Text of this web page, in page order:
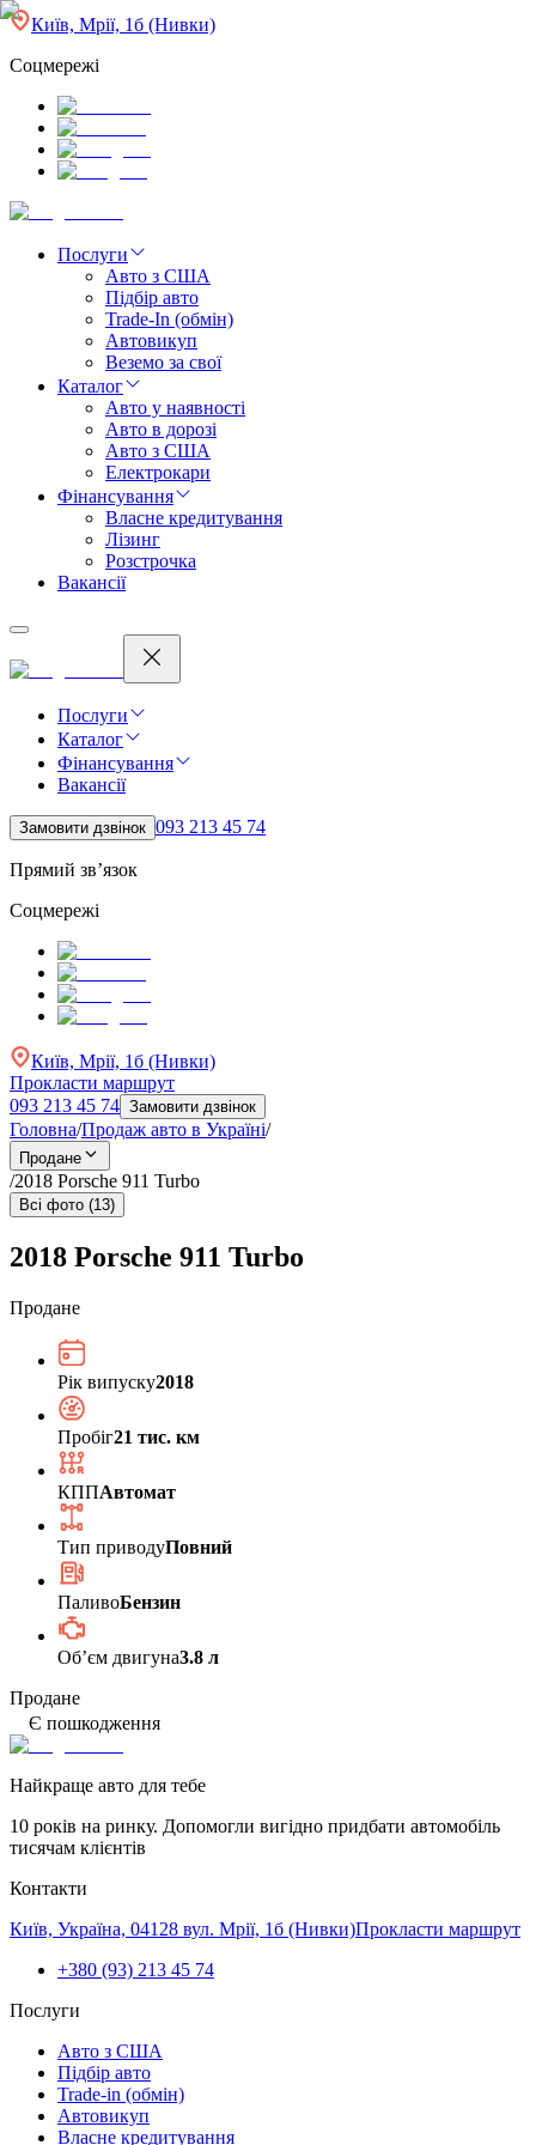
Київ, Мрії, 1б (Нивки)
Соцмережі
Послуги
Авто з США
Підбір авто
Trade-In (обмін)
Автовикуп
Веземо за свої
Каталог
Авто у наявності
Авто в дорозі
Авто з США
Електрокари
Фінансування
Власне кредитування
Лізинг
Розстрочка
Вакансії
Послуги
Каталог
Фінансування
Вакансії
Замовити дзвінок 093 213 45 74
Прямий зв’язок
Соцмережі
Київ, Мрії, 1б (Нивки)
Прокласти маршрут
093 213 45 74 Замовити дзвінок
Головна/Продаж авто в Україні/
Продане
/2018 Porsche 911 Turbo
Всі фото (13)
2018 Porsche 911 Turbo
Продане
Рік випуску2018
Пробіг21 тис. км
КППАвтомат
Тип приводуПовний
ПаливоБензин
Обʼєм двигуна3.8 л
Продане
Є пошкодження
Найкраще авто для тебе
10 років на ринку. Допомогли вигідно придбати автомобіль
тисячам клієнтів
Контакти
Київ, Україна, 04128 вул. Мрії, 1б (Нивки)Прокласти маршрут
+380 (93) 213 45 74
Послуги
Авто з США
Підбір авто
Trade-in (обмін)
Автовикуп
Власне кредитування